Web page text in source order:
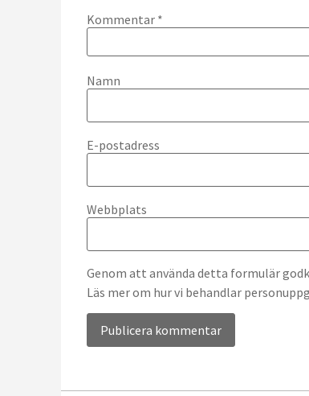
Kommentar *
Namn
E-postadress
Webbplats
Genom att använda detta formulär
Läs mer om hur vi behandlar